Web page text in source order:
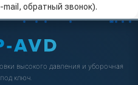
обратный звонок).
высокого давления и уборочная
ключ.